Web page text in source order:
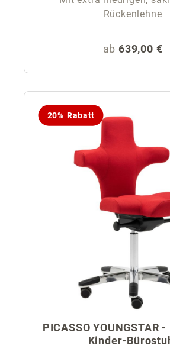
Rückenlehne
Regulärer
ab 639,00 €
20% Rabatt
PICASSO YOUNGSTAR
Kinder-